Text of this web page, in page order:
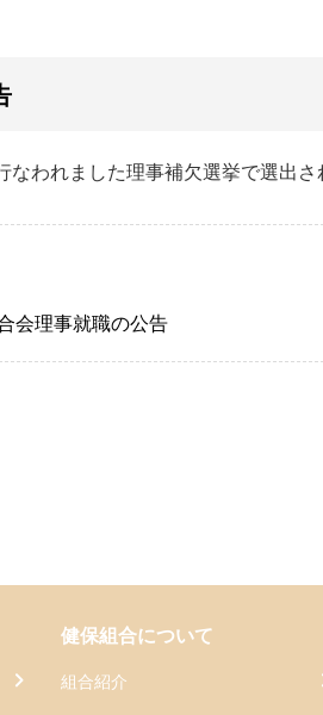
なわれました理事補欠選挙で選出
会理事就職の公告
健保組合について
組合紹介